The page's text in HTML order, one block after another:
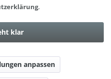
.
klar
anpassen